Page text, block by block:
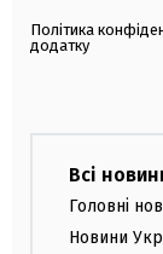
Політика
додатку
Всі
Головні
Новини